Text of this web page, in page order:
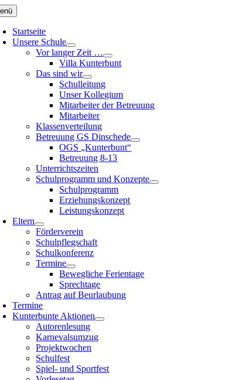
Zum
Inhalt
springen
Startseite
Unsere Schule
Vor langer Zeit …
Villa Kunterbunt
Das sind wir
Schulleitung
Unser Kollegium
Mitarbeiter der Betreuung
Mitarbeiter
Klassenverteilung
Betreuung GS Dinschede
OGS „Kunterbunt“
Betreuung 8-13
Unterrichtszeiten
Schulprogramm und Konzepte
Schulprogramm
Erziehungskonzept
Leistungskonzept
Eltern
Förderverein
Schulpflegschaft
Schulkonferenz
Termine
Bewegliche Ferientage
Sprechtage
Antrag auf Beurlaubung
Termine
Kunterbunte Aktionen
Autorenlesung
Karnevalsumzug
Projektwochen
Schulfest
Spiel- und Sportfest